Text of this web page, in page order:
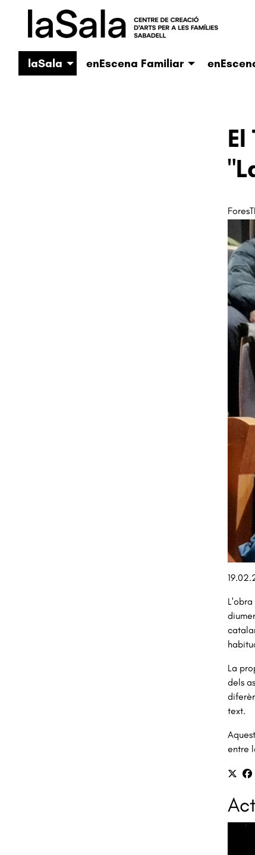
laSala enEscena Familiar
L'obra
La
dels
text.
entre